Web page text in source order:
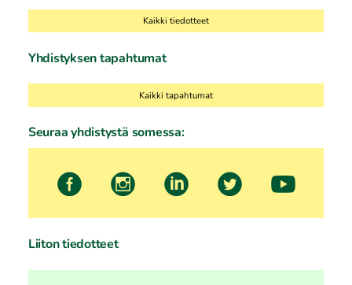
Kaikki tiedotteet
Yhdistyksen tapahtumat
Kaikki tapahtumat
Seuraa yhdistystä somessa:
Liiton tiedotteet